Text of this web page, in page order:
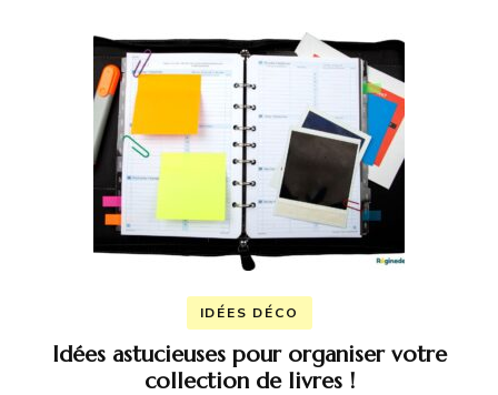
IDÉES DÉCO
Idées astucieuses pour organiser votre
collection de livres !